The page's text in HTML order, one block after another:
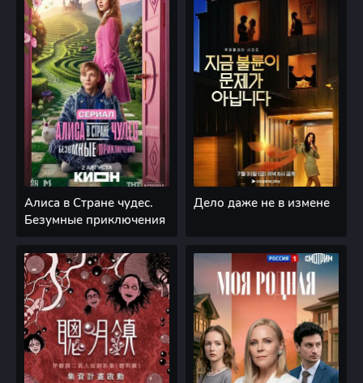
Алиса в Стране чудес.
Безумные приключения
Дело даже не в измене